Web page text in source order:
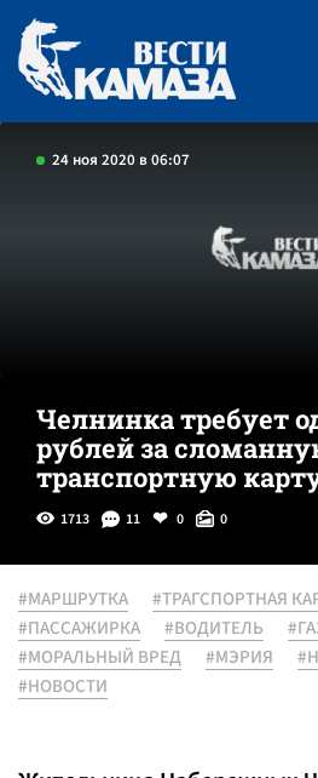
24 ноя 2020 в 06:07
Челнинка требует
рублей за
транспортную
1713 11 0 0
#МАРШРУТКА #ТРАГСПОРТНАЯ
#ПАССАЖИРКА
#ВОДИТЕЛЬ
#МОРАЛЬНЫЙ ВРЕД
#МЭРИЯ
#НОВОСТИ